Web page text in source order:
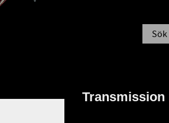
Transmission